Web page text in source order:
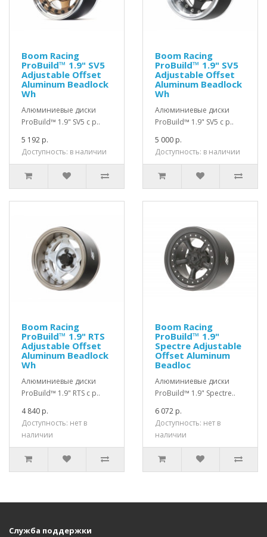
Boom Racing
ProBuild™ 1.9" SV5
Adjustable Offset
Aluminum Beadlock
Wh
Алюминиевые диски
ProBuild™ 1.9" SV5 с р..
5 192 р.
Доступность: в наличии
Boom Racing
ProBuild™ 1.9" SV5
Adjustable Offset
Aluminum Beadlock
Wh
Алюминиевые диски
ProBuild™ 1.9" SV5 с р..
5 000 р.
Доступность: в наличии
Boom Racing
ProBuild™ 1.9" RTS
Adjustable Offset
Aluminum Beadlock
Wh
Алюминиевые диски
ProBuild™ 1.9" RTS с р..
4 840 р.
Доступность: нет в
наличии
Boom Racing
ProBuild™ 1.9"
Spectre Adjustable
Offset Aluminum
Beadloc
Алюминиевые диски
ProBuild™ 1.9" Spectre..
6 072 р.
Доступность: нет в
наличии
Служба поддержки